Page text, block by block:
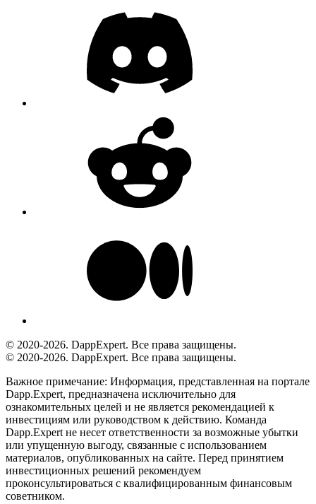
© 2020-2026. DappExpert. Все права защищены.
© 2020-2026. DappExpert. Все права защищены.
Важное примечание: Информация, представленная на портале
Dapp.Expert, предназначена исключительно для
ознакомительных целей и не является рекомендацией к
инвестициям или руководством к действию. Команда
Dapp.Expert не несет ответственности за возможные убытки
или упущенную выгоду, связанные с использованием
материалов, опубликованных на сайте. Перед принятием
инвестиционных решений рекомендуем
проконсультироваться с квалифицированным финансовым
советником.